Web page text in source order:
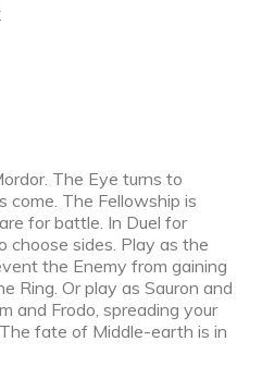
The Eye turns to
come. The Fellowship is
for battle. In Duel for
choose sides. Play as the
the Enemy from gaining
Ring. Or play as Sauron and
and Frodo, spreading your
fate of Middle-earth is in